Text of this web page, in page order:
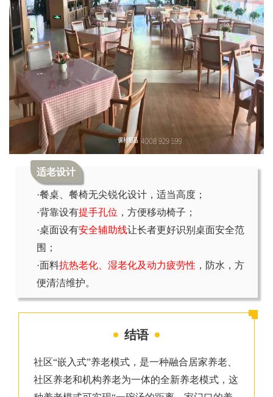
适老设计
·餐桌、餐椅无尖锐化设计，适当高度；
·背靠设有提手孔位 ，方便移动椅子；
·桌面设有安全辅助线让长者更好识别桌面安全范
围；
·面料抗热老化、湿老化及动力疲劳性 ，防水，方
便清洁维护。
结语
社区“嵌入式”养老模式，是一种融合居家养老、
社区养老和机构养老为一体的全新养老模式，这